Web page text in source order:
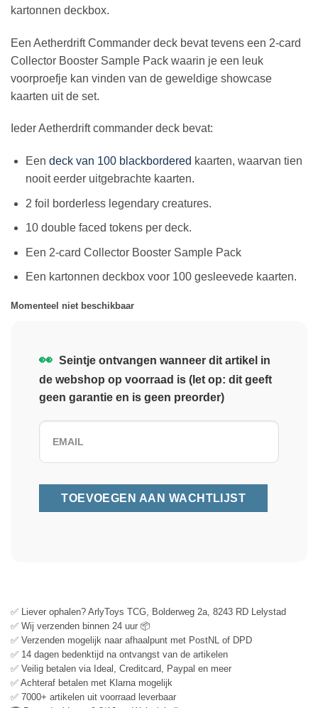
kartonnen deckbox.
Een Aetherdrift Commander deck bevat tevens een 2-card
Collector Booster Sample Pack waarin je een leuk
voorproefje kan vinden van de geweldige showcase
kaarten uit de set.
Ieder Aetherdrift commander deck bevat:
Een deck van 100 blackbordered kaarten, waarvan tien
nooit eerder uitgebrachte kaarten.
2 foil borderless legendary creatures.
10 double faced tokens per deck.
Een 2-card Collector Booster Sample Pack
Een kartonnen deckbox voor 100 gesleevede kaarten.
Momenteel niet beschikbaar
👀 Seintje ontvangen wanneer dit artikel in
de webshop op voorraad is (let op: dit geeft
geen garantie en is geen preorder)
✅ Liever ophalen? ArlyToys TCG, Bolderweg 2a, 8243 RD Lelystad
✅ Wij verzenden binnen 24 uur 📦
✅ Verzenden mogelijk naar afhaalpunt met PostNL of DPD
✅ 14 dagen bedenktijd na ontvangst van de artikelen
✅ Veilig betalen via Ideal, Creditcard, Paypal en meer
✅ Achteraf betalen met Klarna mogelijk
✅ 7000+ artikelen uit voorraad leverbaar